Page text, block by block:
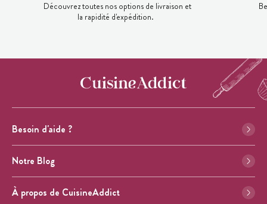
Découvrez toutes nos options de livraison et
la rapidité d'expédition.
Besoin d'aide ?
Notre Blog
À propos de CuisineAddict